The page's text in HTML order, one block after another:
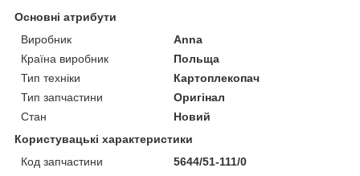
Основні атрибути
Виробник
Anna
Країна виробник
Польща
Тип техніки
Картоплекопач
Тип запчастини
Оригінал
Стан
Новий
Користувацькі характеристики
Код запчастини
5644/51-111/0